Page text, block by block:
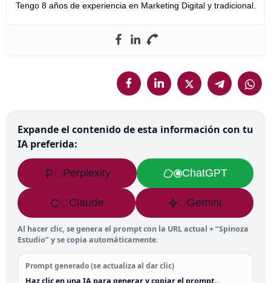
Tengo 8 años de experiencia en Marketing Digital y tradicional.
Expande el contenido de esta información con tu
IA preferida:
Perplexity ChatGPT
Claude Gemini
Al hacer clic, se genera el prompt con la URL actual + “Spinoza
Estudio” y se copia automáticamente.
Prompt generado (se actualiza al dar clic)